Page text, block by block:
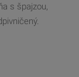
s špajzou,